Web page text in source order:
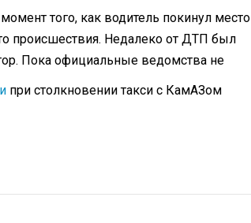
того, как водитель покинул место
происшествия. Недалеко от ДТП был
Пока официальные ведомства не
при столкновении такси с КамАЗом